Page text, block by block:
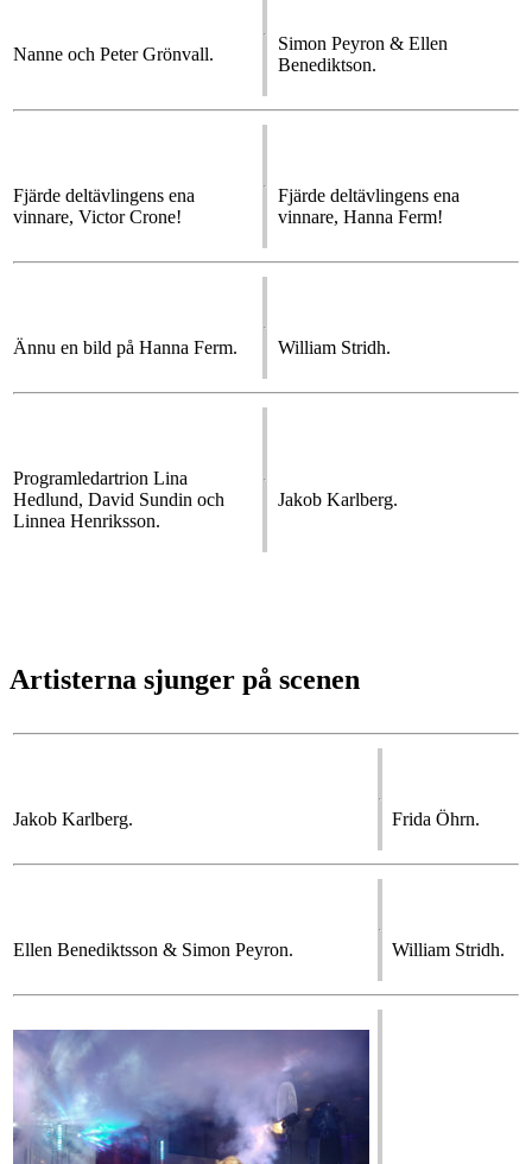
Nanne och Peter Grönvall.
Simon Peyron & Ellen
Benediktson.
Fjärde deltävlingens ena
vinnare, Victor Crone!
Fjärde deltävlingens ena
vinnare, Hanna Ferm!
Ännu en bild på Hanna Ferm. William Stridh.
Programledartrion Lina
Hedlund, David Sundin och
Linnea Henriksson.
Jakob Karlberg.
Artisterna sjunger på scenen
Jakob Karlberg. Frida Öhrn.
Ellen Benediktsson & Simon Peyron. William Stridh.